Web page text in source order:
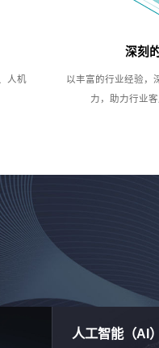
人机
深刻
以丰富的行业经验，
力，助力行业
人工智能（AI